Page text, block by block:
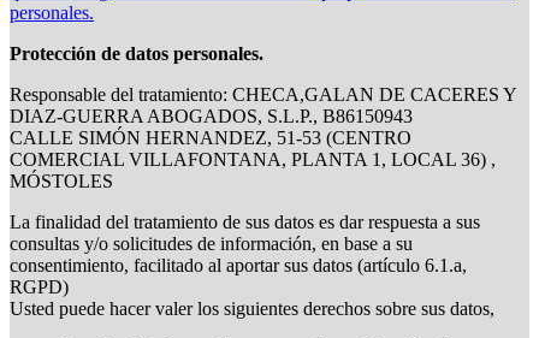
personales.
Protección de datos personales.
Responsable del tratamiento: CHECA,GALAN DE CACERES Y
DIAZ-GUERRA ABOGADOS, S.L.P., B86150943
CALLE SIMÓN HERNANDEZ, 51-53 (CENTRO
COMERCIAL VILLAFONTANA, PLANTA 1, LOCAL 36) ,
MÓSTOLES
La finalidad del tratamiento de sus datos es dar respuesta a sus
consultas y/o solicitudes de información, en base a su
consentimiento, facilitado al aportar sus datos (artículo 6.1.a,
RGPD)
Usted puede hacer valer los siguientes derechos sobre sus datos,